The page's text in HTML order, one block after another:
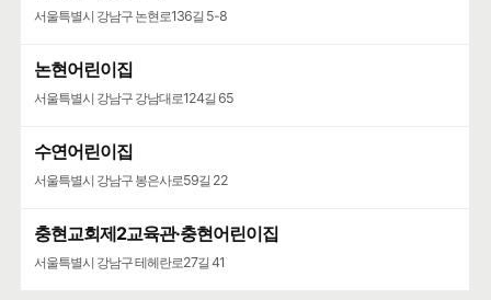
서울특별시 강남구 논현로136길 5-8
논현어린이집
서울특별시 강남구 강남대로124길 65
수연어린이집
서울특별시 강남구 봉은사로59길 22
충현교회제2교육관·충현어린이집
서울특별시 강남구 테헤란로27길 41